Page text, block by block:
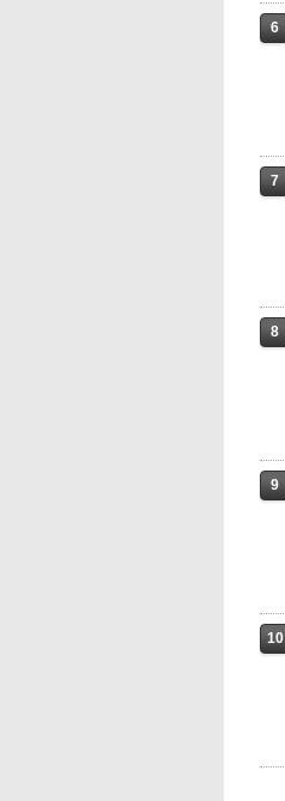
6
7
8
9
10